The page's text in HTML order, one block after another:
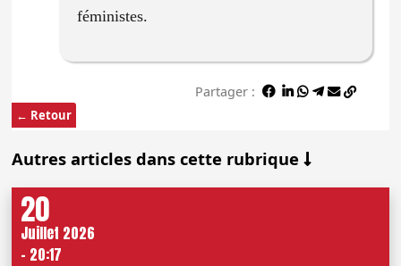
← Retour
féministes.
Partager :
Autres articles dans cette rubrique
20
Juillet 2026
- 20:17